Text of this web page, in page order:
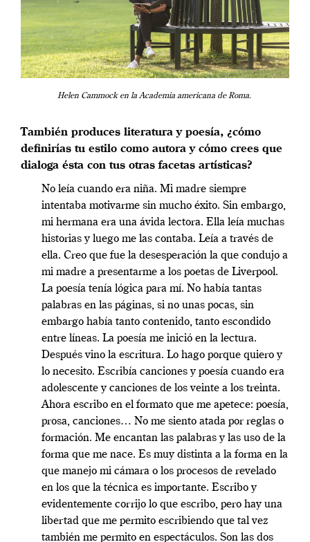
Helen Cammock en la Academia americana de Roma.
También produces literatura y poesía, ¿cómo
definirías tu estilo como autora y cómo crees que
dialoga ésta con tus otras facetas artísticas?
No leía cuando era niña. Mi madre siempre
intentaba motivarme sin mucho éxito. Sin embargo,
mi hermana era una ávida lectora. Ella leía muchas
historias y luego me las contaba. Leía a través de
ella. Creo que fue la desesperación la que condujo a
mi madre a presentarme a los poetas de Liverpool.
La poesía tenía lógica para mí. No había tantas
palabras en las páginas, si no unas pocas, sin
embargo había tanto contenido, tanto escondido
entre líneas. La poesía me inició en la lectura.
Después vino la escritura. Lo hago porque quiero y
lo necesito. Escribía canciones y poesía cuando era
adolescente y canciones de los veinte a los treinta.
Ahora escribo en el formato que me apetece: poesía,
prosa, canciones… No me siento atada por reglas o
formación. Me encantan las palabras y las uso de la
forma que me nace. Es muy distinta a la forma en la
que manejo mi cámara o los procesos de revelado
en los que la técnica es importante. Escribo y
evidentemente corrijo lo que escribo, pero hay una
libertad que me permito escribiendo que tal vez
también me permito en espectáculos. Son las dos